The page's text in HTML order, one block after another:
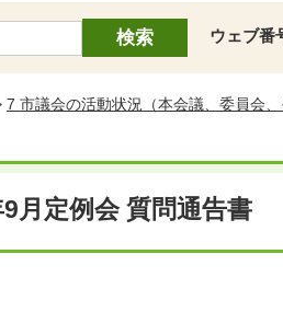
ウェブ番
7 市議会の活動状況（本会議、委員会、
月定例会 質問通告書